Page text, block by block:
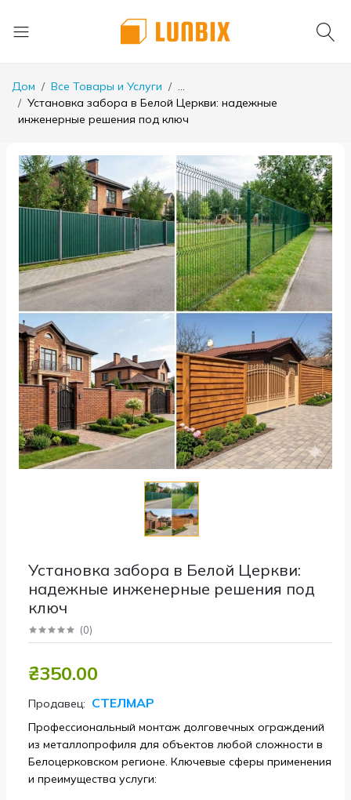
Дом Все Товары и Услуги
...
Установка забора в Белой Церкви: надежные
инженерные решения под ключ
Установка забора в Белой Церкви:
надежные инженерные решения под
ключ
(0)
₴350.00
Продавец: СТЕЛМАР
Профессиональный монтаж долговечных ограждений
из металлопрофиля для объектов любой сложности в
Белоцерковском регионе. Ключевые сферы применения
и преимущества услуги: